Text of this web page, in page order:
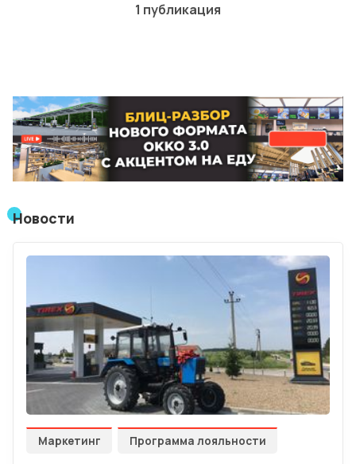
Подписка
Условия использования материалов
Политика конфиденциальности и cookie
1 публикация
Новости
Маркетинг Программа лояльности